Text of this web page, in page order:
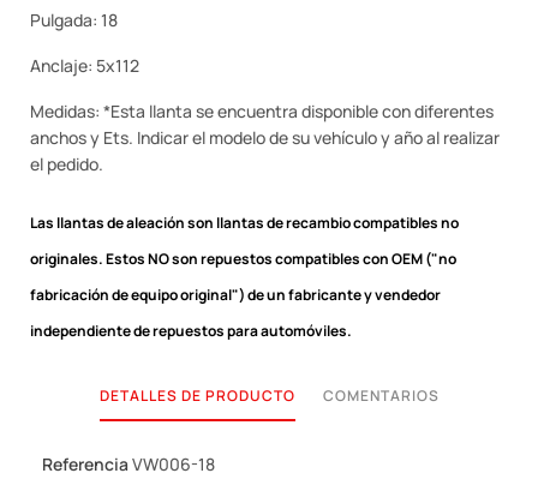
Pulgada: 18
Anclaje: 5x112
Medidas: *Esta llanta se encuentra disponible con diferentes
anchos y Ets. Indicar el modelo de su vehículo y año al realizar
el pedido.
Las llantas de aleación son llantas de recambio compatibles no
originales.Estos NO son repuestos compatibles con OEM ("no
fabricación de equipo original") de un fabricante y vendedor
independiente de repuestos para automóviles.
DETALLES DE PRODUCTO COMENTARIOS
ReferenciaVW006-18